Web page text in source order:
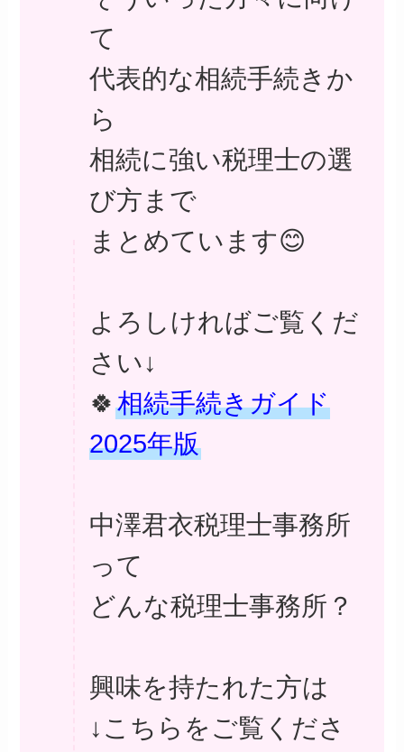
て
代表的な相続手続きか
ら
相続に強い税理士の選
び方まで
まとめています😊
よろしければご覧くだ
さい↓
🍀 相続手続きガイド
2025年版
中澤君衣税理士事務所
って
どんな税理士事務所？
興味を持たれた方は
↓こちらをご覧くださ